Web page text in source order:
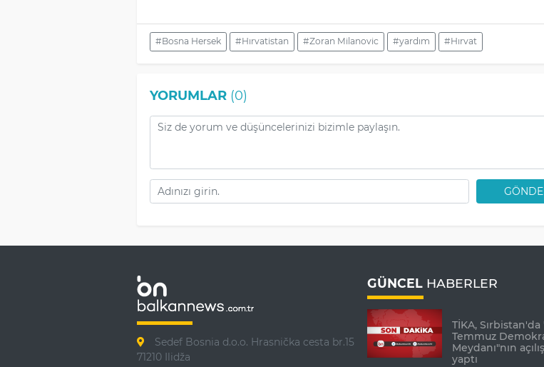
#Bosna Hersek #Hırvatistan #Zoran Milanovic #yardım #Hırvat
YORUMLAR(0)
Sedef Bosnia d.o.o. Hrasnička cesta br.15
71210 Ilidža
GÜNCEL HABERLER
TİKA, Sırbistan'da
Temmuz
Meydanı"nın
yaptı